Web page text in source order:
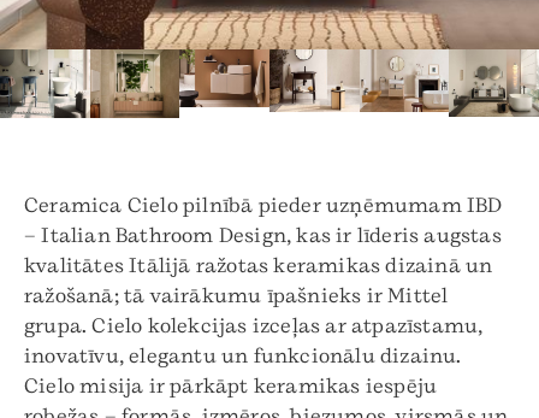
Ceramica Cielo pilnībā pieder uzņēmumam IBD
– Italian Bathroom Design, kas ir līderis augstas
kvalitātes Itālijā ražotas keramikas dizainā un
ražošanā; tā vairākumu īpašnieks ir Mittel
grupa. Cielo kolekcijas izceļas ar atpazīstamu,
inovatīvu, elegantu un funkcionālu dizainu.
Cielo misija ir pārkāpt keramikas iespēju